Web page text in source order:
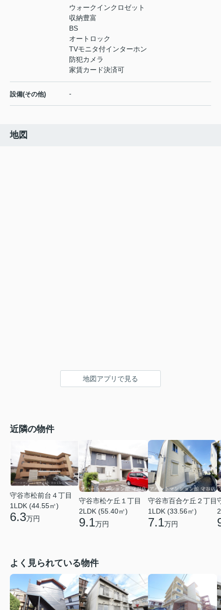
ウォークインクロゼット
収納豊富
BS
オートロック
TVモニタ付インターホン
防犯カメラ
家賃カード決済可
設備(その他) -
地図
地図アプリで見る
近隣の物件
守谷市松前台４丁目
1LDK (44.55㎡)
6.3万円
守谷市松ケ丘１丁目
2LDK (55.40㎡)
9.1万円
守谷市百合ケ丘２丁目
1LDK (33.56㎡)
7.1万円
よく見られている物件